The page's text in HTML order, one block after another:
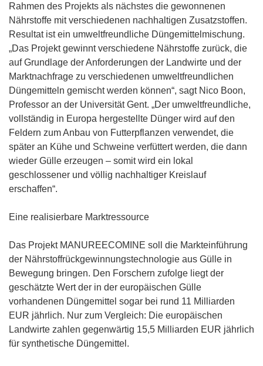
Rahmen des Projekts als nächstes die gewonnenen
Nährstoffe mit verschiedenen nachhaltigen Zusatzstoffen.
Resultat ist ein umweltfreundliche Düngemittelmischung.
„Das Projekt gewinnt verschiedene Nährstoffe zurück, die
auf Grundlage der Anforderungen der Landwirte und der
Marktnachfrage zu verschiedenen umweltfreundlichen
Düngemitteln gemischt werden können“, sagt Nico Boon,
Professor an der Universität Gent. „Der umweltfreundliche,
vollständig in Europa hergestellte Dünger wird auf den
Feldern zum Anbau von Futterpflanzen verwendet, die
später an Kühe und Schweine verfüttert werden, die dann
wieder Gülle erzeugen – somit wird ein lokal
geschlossener und völlig nachhaltiger Kreislauf
erschaffen“.
Eine realisierbare Marktressource
Das Projekt MANUREECOMINE soll die Markteinführung
der Nährstoffrückgewinnungstechnologie aus Gülle in
Bewegung bringen. Den Forschern zufolge liegt der
geschätzte Wert der in der europäischen Gülle
vorhandenen Düngemittel sogar bei rund 11 Milliarden
EUR jährlich. Nur zum Vergleich: Die europäischen
Landwirte zahlen gegenwärtig 15,5 Milliarden EUR jährlich
für synthetische Düngemittel.